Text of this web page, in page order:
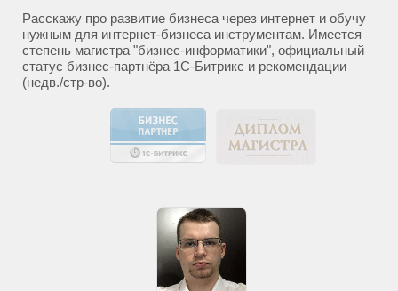
Расскажу про развитие бизнеса через интернет и обучу
нужным для интернет-бизнеса инструментам. Имеется
степень магистра "бизнес-информатики", официальный
статус бизнес-партнёра 1С-Битрикс и рекомендации
(недв./стр-во).